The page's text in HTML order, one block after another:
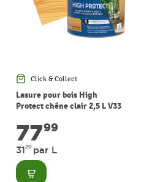
Click & Collect
Lasure pour bois High
Protect chêne clair 2,5 L V33
7799
3120 par L
Consulter